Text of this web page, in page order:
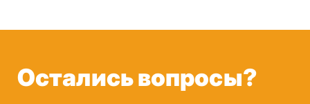
Остались вопросы?